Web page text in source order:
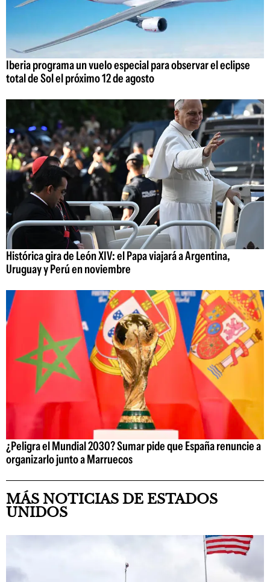
Iberia programa un vuelo especial para observar el eclipse
total de Sol el próximo 12 de agosto
Histórica gira de León XIV: el Papa viajará a Argentina,
Uruguay y Perú en noviembre
¿Peligra el Mundial 2030? Sumar pide que España renuncie a
organizarlo junto a Marruecos
MÁS NOTICIAS DE ESTADOS
UNIDOS